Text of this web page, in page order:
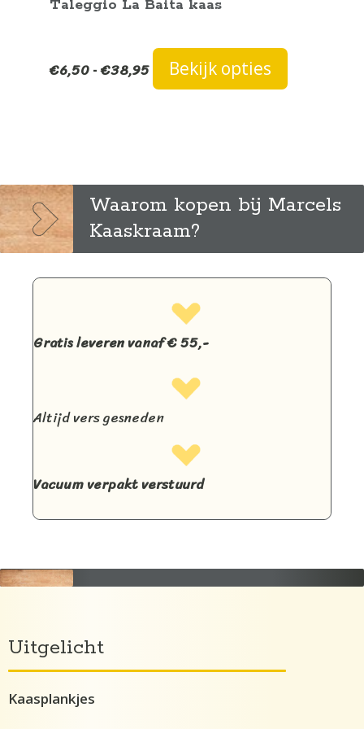
Taleggio La Baita kaas
€6,50 - €38,95
Prijsklasse:
€6,50Bekijk opties
Dit
kan
de
Waarom kopen bij Marcels
Kaaskraam?
Gratis leveren vanaf € 55,-
Altijd vers gesneden
Vacuum verpakt verstuurd
Uitgelicht
Kaasplankjes